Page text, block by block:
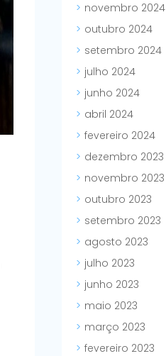
novembro 2024
outubro 2024
setembro 2024
julho 2024
junho 2024
abril 2024
fevereiro 2024
dezembro 2023
novembro 2023
outubro 2023
setembro 2023
agosto 2023
julho 2023
junho 2023
maio 2023
março 2023
fevereiro 2023